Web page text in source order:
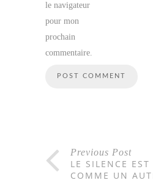
le navigateur
pour mon
prochain
commentaire.
Previous Post
LE SILENCE
COMME UN